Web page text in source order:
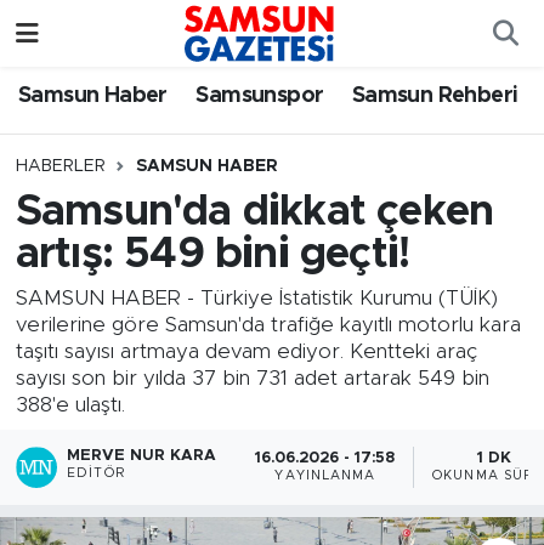
Samsun Haber Samsunspor Samsun Rehberi
HABERLER SAMSUN HABER
Samsun'da dikkat çeken
artış: 549 bini geçti!
SAMSUN HABER - Türkiye İstatistik Kurumu (TÜİK)
verilerine göre Samsun'da trafiğe kayıtlı motorlu kara
taşıtı sayısı artmaya devam ediyor. Kentteki araç
sayısı son bir yılda 37 bin 731 adet artarak 549 bin
388'e ulaştı.
MERVE NUR KARA
EDITÖR
16.06.2026 - 17:58
YAYINLANMA
1 DK
OKUNMA
Samsun Haber
Samsun Rehberi
Resmi İlanlar
Samsun Nöbetçi Eczaneler
SAMSUN Namaz Vakitleri
Samsun Trafik Yoğunluk Haritası
Süper Lig Puan Durumu ve Fikstür
Tüm Manşetler
Son Dakika Haberleri
Haber Arşivi